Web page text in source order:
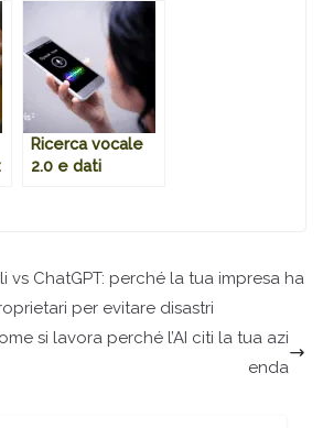
guai sui social
Ricerca vocale
2.0 e dati
vs ChatGPT: perché la tua impresa ha
per evitare disastri
si lavora perché l’AI citi la tua azi
enda